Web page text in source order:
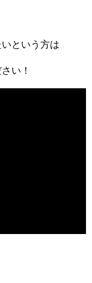
という方は
い！